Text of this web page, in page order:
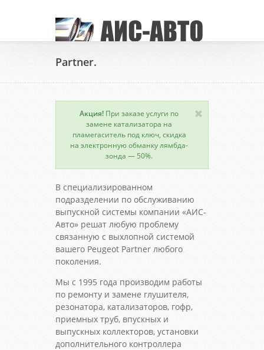
Partner.
Акция! При заказе услуги по
замене катализатора на
пламегаситель под ключ, скидка
на электронную обманку лямбда-
зонда — 50%.
В специализированном
подразделении по обслуживанию
выпускной системы компании «АИС-
Авто» решат любую проблему
связанную с выхлопной системой
вашего Peugeot Partner любого
поколения.
Мы с 1995 года производим работы
по ремонту и замене глушителя,
резонатора, катализаторов, гофр,
приемных труб, впускных и
выпускных коллекторов, установки
дополнительного контроллера